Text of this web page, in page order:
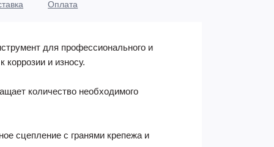
Оплата
для профессионального и
и износу.
количество необходимого
сцепление с гранями крепежа и